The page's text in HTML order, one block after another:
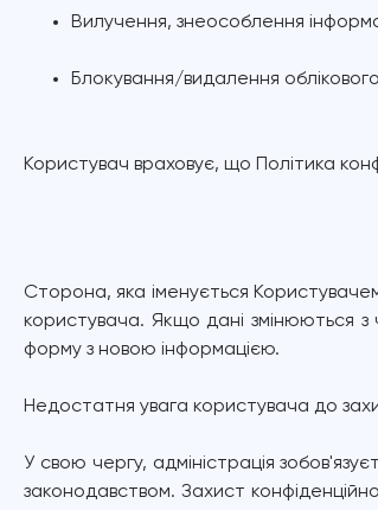
Вилучення, знеособлення
Блокування/видалення
Користувач враховує, що Політика
Сторона, яка іменується
користувача. Якщо дані змінюються
форму з новою інформацією.
Недостатня увага користувача до
У свою чергу, адміністрація
законодавством. Захист